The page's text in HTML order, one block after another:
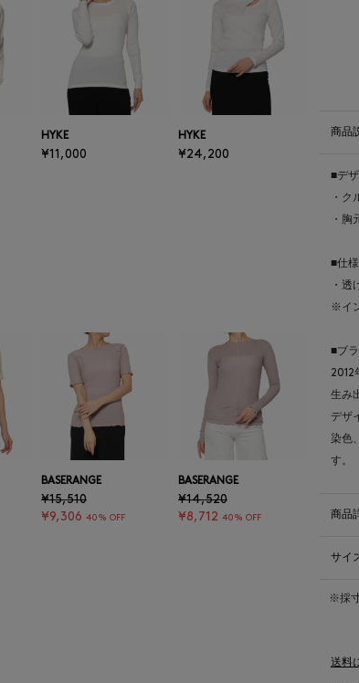
HYKE
¥11,000
HYKE
¥24,200
BASERANGE
¥15,510
¥9,306 40% OFF
BASERANGE
¥14,520
¥8,712 40% OFF
商品
■デ
・ク
・胸
■仕様
・透
※イ
■ブ
2012
生み
デザ
染色
す。
商品
サイ
※採
送料